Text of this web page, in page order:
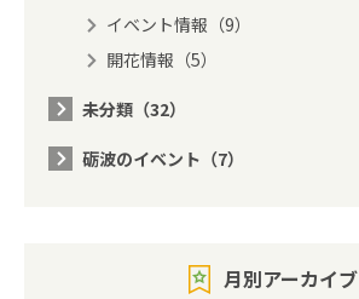
イベント情報（9）
開花情報（5）
未分類（32）
砺波のイベント（7）
月別アーカイブ